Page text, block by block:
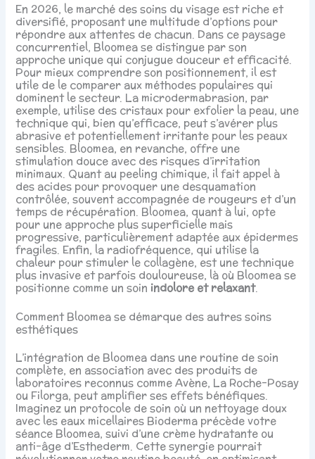
En 2026, le marché des soins du visage est riche et
diversifié, proposant une multitude d’options pour
répondre aux attentes de chacun. Dans ce paysage
concurrentiel, Bloomea se distingue par son
approche unique qui conjugue douceur et efficacité.
Pour mieux comprendre son positionnement, il est
utile de le comparer aux méthodes populaires qui
dominent le secteur. La microdermabrasion, par
exemple, utilise des cristaux pour exfolier la peau, une
technique qui, bien qu’efficace, peut s’avérer plus
abrasive et potentiellement irritante pour les peaux
sensibles. Bloomea, en revanche, offre une
stimulation douce avec des risques d’irritation
minimaux. Quant au peeling chimique, il fait appel à
des acides pour provoquer une desquamation
contrôlée, souvent accompagnée de rougeurs et d’un
temps de récupération. Bloomea, quant à lui, opte
pour une approche plus superficielle mais
progressive, particulièrement adaptée aux épidermes
fragiles. Enfin, la radiofréquence, qui utilise la
chaleur pour stimuler le collagène, est une technique
plus invasive et parfois douloureuse, là où Bloomea se
positionne comme un soin indolore et relaxant.
Comment Bloomea se démarque des autres soins
esthétiques
L’intégration de Bloomea dans une routine de soin
complète, en association avec des produits de
laboratoires reconnus comme Avène, La Roche-Posay
ou Filorga, peut amplifier ses effets bénéfiques.
Imaginez un protocole de soin où un nettoyage doux
avec les eaux micellaires Bioderma précède votre
séance Bloomea, suivi d’une crème hydratante ou
anti-âge d’Esthederm. Cette synergie pourrait